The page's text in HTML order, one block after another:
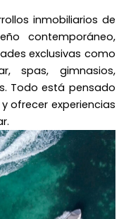
inmobiliarios de
contemporáneo,
exclusivas como
spas, gimnasios,
Todo está pensado
ofrecer experiencias